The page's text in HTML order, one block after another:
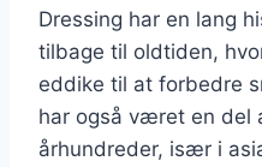
Dressing har en lang
tilbage til oldtiden,
eddike til at forbedre
har også været en del
århundreder, især i